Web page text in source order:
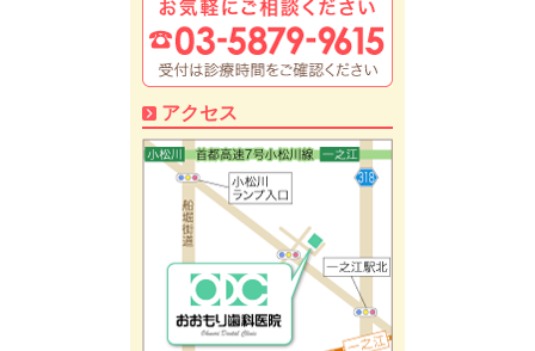
アクセス